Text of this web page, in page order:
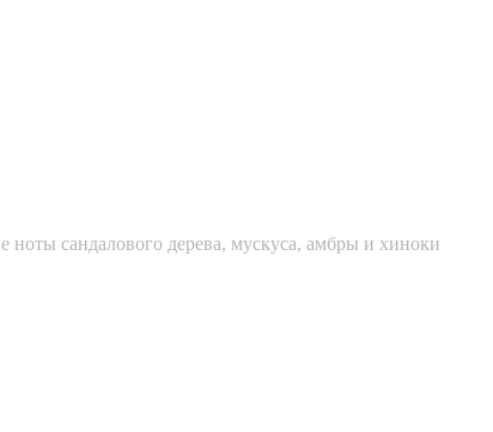
сандалового дерева, мускуса, амбры и хиноки